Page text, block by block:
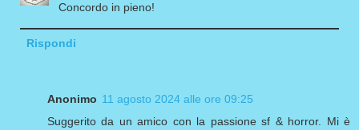
Concordo in pieno!
Rispondi
Anonimo 11 agosto 2024 alle ore 09:25
Suggerito da un amico con la passione sf & horror. Mi è